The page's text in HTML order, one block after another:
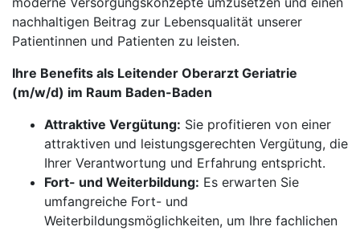
nachhaltigen Beitrag zur Lebensqualität unserer
Patientinnen und Patienten zu leisten.
Ihre Benefits als Leitender Oberarzt Geriatrie
(m/w/d) im Raum Baden-Baden
Attraktive Vergütung: Sie profitieren von einer
attraktiven und leistungsgerechten Vergütung, die
Ihrer Verantwortung und Erfahrung entspricht.
Fort- und Weiterbildung: Es erwarten Sie
umfangreiche Fort- und
Weiterbildungsmöglichkeiten, um Ihre fachlichen